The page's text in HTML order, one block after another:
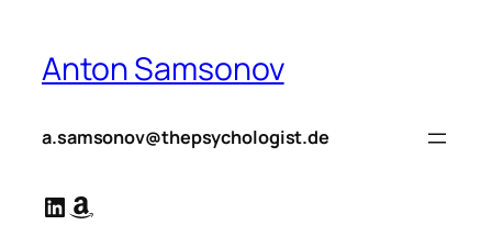
springen
Anton Samsonov
a.samsonov@thepsychologist.de
LinkedIn
Amazon